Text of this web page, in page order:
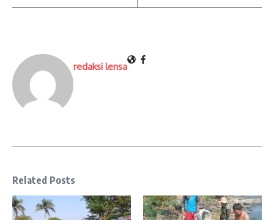
redaksi lensa
Related Posts